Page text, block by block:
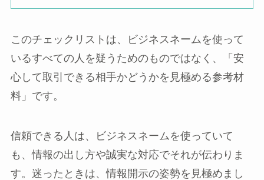
このチェックリストは、ビジネスネームを使って
いるすべての人を疑うためのものではなく、「安
心して取引できる相手かどうかを見極める参考材
料」です。
信頼できる人は、ビジネスネームを使っていて
も、情報の出し方や誠実な対応でそれが伝わりま
す。迷ったときは、情報開示の姿勢を見極めまし